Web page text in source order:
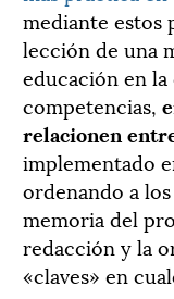
mediante estos
lección de una
educación en
competencias,
relacionen
implementado
ordenando a
memoria del
redacción y la
«claves» en